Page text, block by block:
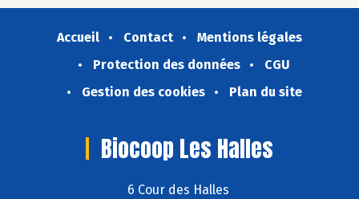
Accueil Contact
Mentions légales
Protection des données
CGU
Gestion des cookies
Plan du site
Biocoop Les Halles
6 Cour des Halles